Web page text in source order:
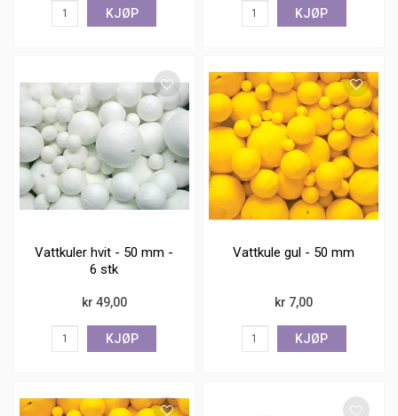
KJØP KJØP
Vattkuler hvit - 50 mm -
6 stk
kr 49,00
KJØP
Vattkule gul - 50 mm
kr 7,00
KJØP